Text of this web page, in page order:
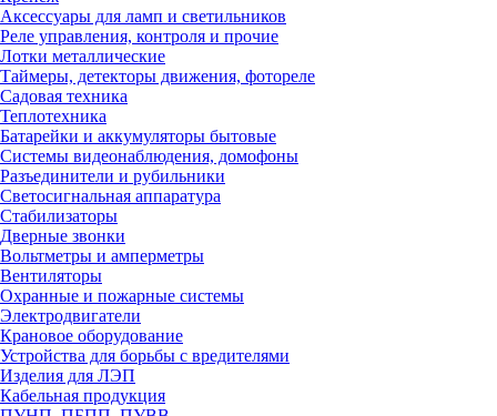
Аксессуары для ламп и светильников
Реле управления, контроля и прочие
Лотки металлические
Таймеры, детекторы движения, фотореле
Садовая техника
Теплотехника
Батарейки и аккумуляторы бытовые
Системы видеонаблюдения, домофоны
Разъединители и рубильники
Светосигнальная аппаратура
Стабилизаторы
Дверные звонки
Вольтметры и амперметры
Вентиляторы
Охранные и пожарные системы
Электродвигатели
Крановое оборудование
Устройства для борьбы с вредителями
Изделия для ЛЭП
Кабельная продукция